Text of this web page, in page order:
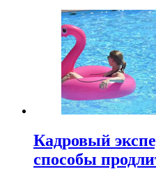
Кадровый
способы